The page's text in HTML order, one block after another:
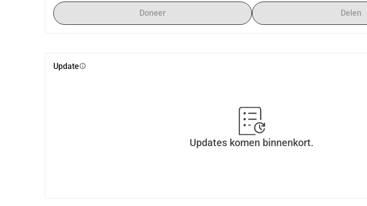
Doneer Delen
Updateinfo
Updates komen binnenkort.